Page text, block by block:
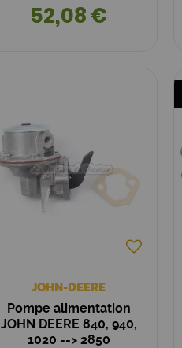
52,08 €
JOHN-DEERE
Pompe alimentation
JOHN DEERE 840, 940,
1020 --> 2850